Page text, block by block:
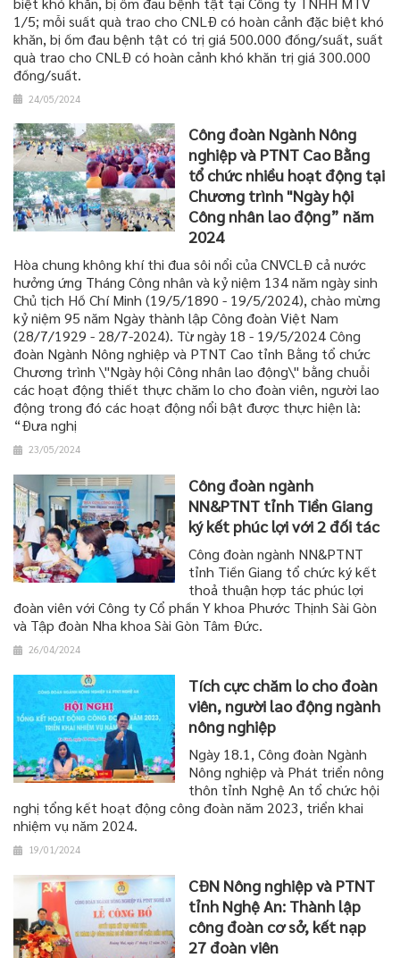
1/5; mỗi suất quà trao cho CNLĐ có hoàn cảnh đặc biệt khó
khăn, bị ốm đau bệnh tật có trị giá 500.000 đồng/suất, suất
quà trao cho CNLĐ có hoàn cảnh khó khăn trị giá 300.000
đồng/suất.
24/05/2024
Công đoàn Ngành Nông
nghiệp và PTNT Cao Bằng
tổ chức nhiều hoạt động tại
Chương trình "Ngày hội
Công nhân lao động” năm
2024
Hòa chung không khí thi đua sôi nổi của CNVCLĐ cả nước
hưởng ứng Tháng Công nhân và kỷ niệm 134 năm ngày sinh
Chủ tịch Hồ Chí Minh (19/5/1890 - 19/5/2024), chào mừng
kỷ niệm 95 năm Ngày thành lập Công đoàn Việt Nam
(28/7/1929 - 28/7-2024). Từ ngày 18 - 19/5/2024 Công
đoàn Ngành Nông nghiệp và PTNT Cao tỉnh Bằng tổ chức
Chương trình \"Ngày hội Công nhân lao động\" bằng chuỗi
các hoạt động thiết thực chăm lo cho đoàn viên, người lao
động trong đó các hoạt động nổi bật được thực hiện là:
“Đưa nghị
23/05/2024
Công đoàn ngành
NN&PTNT tỉnh Tiền Giang
ký kết phúc lợi với 2 đối tác
Công đoàn ngành NN&PTNT
tỉnh Tiền Giang tổ chức ký kết
thoả thuận hợp tác phúc lợi
đoàn viên với Công ty Cổ phần Y khoa Phước Thịnh Sài Gòn
và Tập đoàn Nha khoa Sài Gòn Tâm Đức.
26/04/2024
Tích cực chăm lo cho đoàn
viên, người lao động ngành
nông nghiệp
Ngày 18.1, Công đoàn Ngành
Nông nghiệp và Phát triển nông
thôn tỉnh Nghệ An tổ chức hội
nghị tổng kết hoạt động công đoàn năm 2023, triển khai
nhiệm vụ năm 2024.
19/01/2024
CĐN Nông nghiệp và PTNT
tỉnh Nghệ An: Thành lập
công đoàn cơ sở, kết nạp
27 đoàn viên